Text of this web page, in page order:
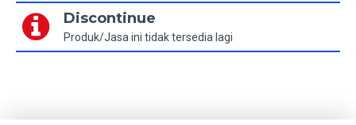
Discontinue
Produk/Jasa ini tidak tersedia lagi